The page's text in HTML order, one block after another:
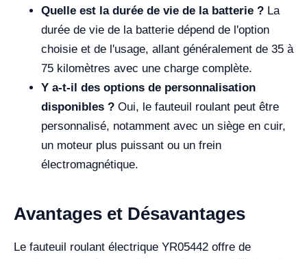
Quelle est la durée de vie de la batterie ? La
durée de vie de la batterie dépend de l'option
choisie et de l'usage, allant généralement de 35 à
75 kilomètres avec une charge complète.
Y a-t-il des options de personnalisation
disponibles ? Oui, le fauteuil roulant peut être
personnalisé, notamment avec un siège en cuir,
un moteur plus puissant ou un frein
électromagnétique.
Avantages et Désavantages
Le fauteuil roulant électrique YR05442 offre de